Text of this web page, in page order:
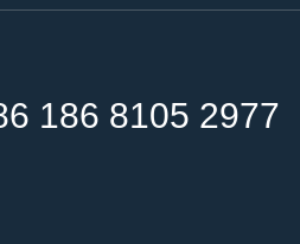
186 8105 2977